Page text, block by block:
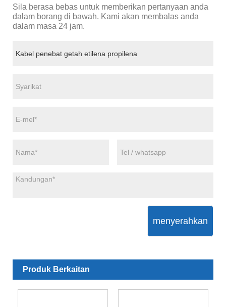
Sila berasa bebas untuk memberikan pertanyaan anda
dalam borang di bawah. Kami akan membalas anda
dalam masa 24 jam.
menyerahkan
Produk Berkaitan